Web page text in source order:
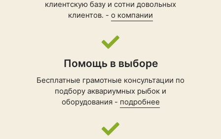
клиентскую базу и сотни довольных
клиентов. - о компании
Помощь в выборе
Бесплатные грамотные консультации по
подбору аквариумных рыбок и
оборудования - подробнее